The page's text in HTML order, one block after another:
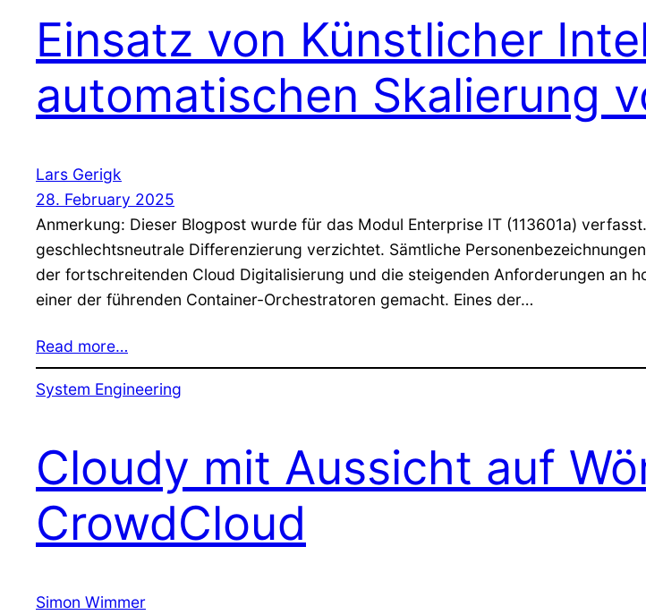
Einsatz von Künstlicher
automatischen Skalierung
Lars Gerigk
28. February 2025
Anmerkung: Dieser Blogpost wurde für das Modul Enterprise IT (113601a)
geschlechtsneutrale Differenzierung verzichtet. Sämtliche
der fortschreitenden Cloud Digitalisierung und die steigenden Anforderungen an
einer der führenden Container-Orchestratoren gemacht. Eines der…
Read more…
System Engineering
Cloudy mit Aussicht auf
CrowdCloud
Simon Wimmer